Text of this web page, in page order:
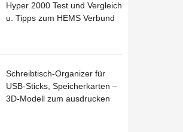
Hyper 2000 Test und Vergleich
u. Tipps zum HEMS Verbund
Schreibtisch-Organizer für
USB-Sticks, Speicherkarten –
3D-Modell zum ausdrucken